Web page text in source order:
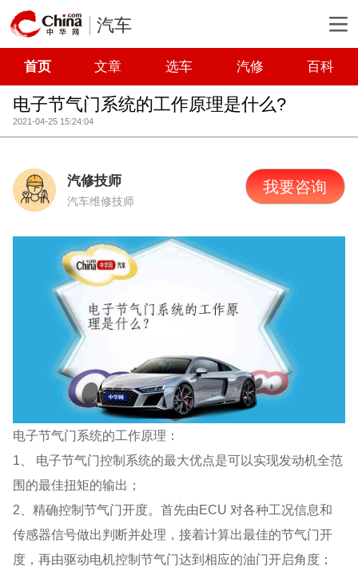
汽车
首页 文章 选车 汽修 百科
电子节气门系统的工作原理是什么?
2021-04-25 15:24:04
汽修技师
汽车维修技师
我要咨询
电子节气门系统的工作原理：
1、 电子节气门控制系统的最大优点是可以实现发动机全范
围的最佳扭矩的输出；
2、精确控制节气门开度。首先由ECU 对各种工况信息和
传感器信号做出判断并处理，接着计算出最佳的节气门开
度，再由驱动电机控制节气门达到相应的油门开启角度；